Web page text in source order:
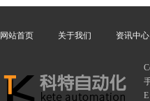
网站首页 关于我们 资讯中心